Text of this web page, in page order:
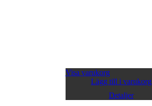
Visa varukorg
Lägg till i varukorg
Detaljer